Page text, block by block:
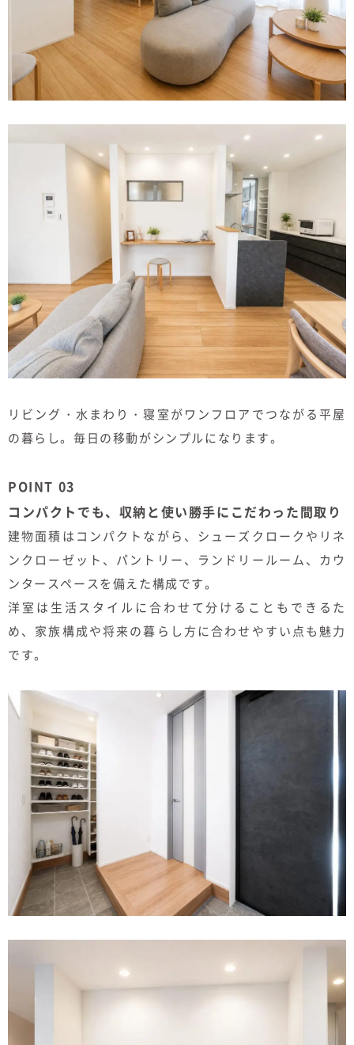
リビング・水まわり・寝室がワンフロアでつながる平屋
の暮らし。毎日の移動がシンプルになります。
POINT 03
コンパクトでも、収納と使い勝手にこだわった間取り
建物面積はコンパクトながら、シューズクロークやリネ
ンクローゼット、パントリー、ランドリールーム、カウ
ンタースペースを備えた構成です。
洋室は生活スタイルに合わせて分けることもできるた
め、家族構成や将来の暮らし方に合わせやすい点も魅力
です。